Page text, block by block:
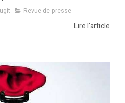
Revue de presse
Lire l'article